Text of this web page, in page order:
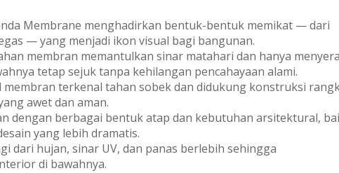
Membrane menghadirkan bentuk-bentuk memikat — dari
— yang menjadi ikon visual bagi bangunan.
membran memantulkan sinar matahari dan hanya
tetap sejuk tanpa kehilangan pencahayaan alami.
membran terkenal tahan sobek dan didukung konstruksi
awet dan aman.
dengan berbagai bentuk atap dan kebutuhan arsitektural,
yang lebih dramatis.
dari hujan, sinar UV, dan panas berlebih sehingga
di bawahnya.